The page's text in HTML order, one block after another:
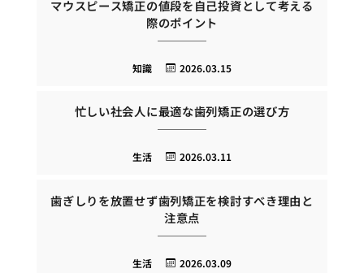
マウスピース矯正の値段を自己投資として考える
際のポイント
2026.03.15
知識
忙しい社会人に最適な歯列矯正の選び方
2026.03.11
生活
歯ぎしりを放置せず歯列矯正を検討すべき理由と
注意点
2026.03.09
生活